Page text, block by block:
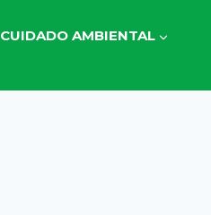
CUIDADO AMBIENTAL